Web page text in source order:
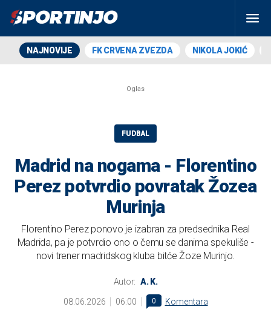
NAJNOVIJE FK CRVENA ZVEZDA NIKOLA JOKIĆ
FUDBAL
Madrid na nogama - Florentino
Perez potvrdio povratak Žozea
Murinja
Florentino Perez ponovo je izabran za predsednika Real
Madrida, pa je potvrdio ono o čemu se danima spekuliše -
novi trener madridskog kluba bitće Žoze Murinjo.
Autor: A. K.
08.06.2026 06:00 0 Komentara